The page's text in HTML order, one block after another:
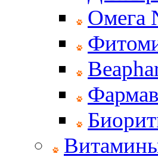
Омега